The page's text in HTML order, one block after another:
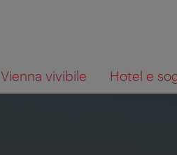
Vienna vivibile Hotel e